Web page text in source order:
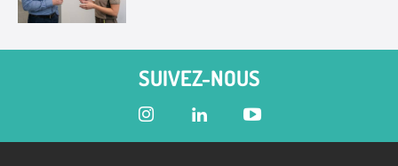
SUIVEZ-NOUS